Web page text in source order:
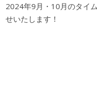
2024年9月・10月のタイ
せいたします！